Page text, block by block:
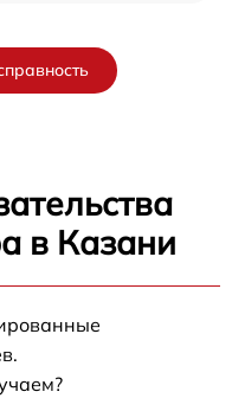
в Казани